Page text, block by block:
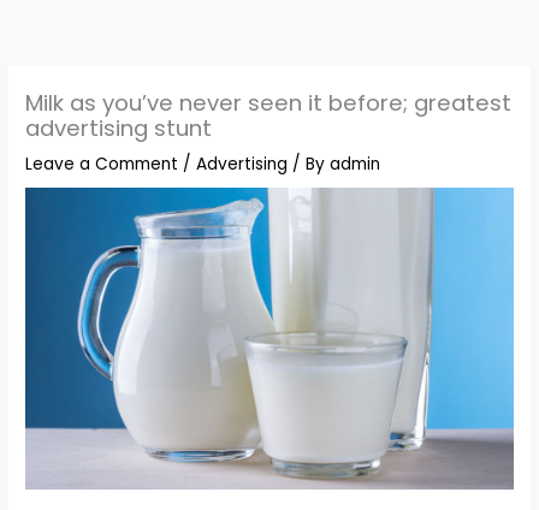
Milk as you’ve never seen it before; greatest
advertising stunt
Leave a Comment /Advertising / Byadmin